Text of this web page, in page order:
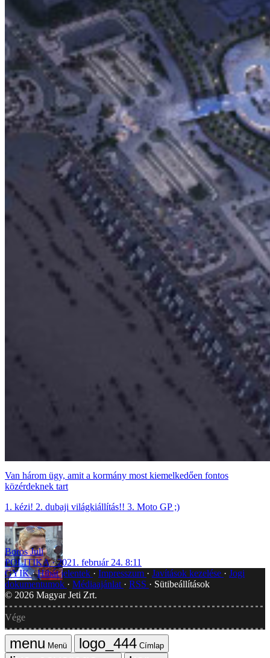
Van három ügy, amit a kormány most kiemelkedően fontos
közérdeknek tart
1. kézi! 2. dubaji világkiállítás!! 3. Moto GP ;)
Boros Juli
POLITIKA
2021. február 24. 8:11
GYIK Hibát jelentek Impresszum Javítások kezelése
Jogi
dokumentumok
Médiaajánlat RSS
Sütibeállítások
© 2026 Magyar Jeti Zrt.
Vége
Menü
Címlap